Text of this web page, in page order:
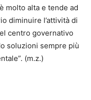
molto alta e tende ad
diminuire l’attività di
centro governativo
soluzioni sempre più
(m.z.)